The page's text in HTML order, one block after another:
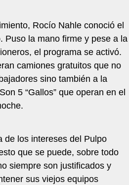
Rocío Nahle conoció el
Puso la mano firme y pese a la
el programa se activó.
camiones gratuitos que no
sino también a la
5 “Gallos” que operan en el
de los intereses del Pulpo
que se puede, sobre todo
siempre son justificados y
sus viejos equipos